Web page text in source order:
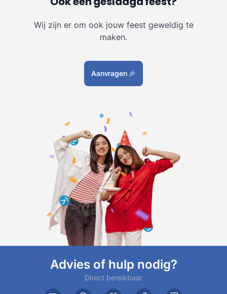
Wij zijn er om ook jouw feest geweldig te
maken.
Aanvragen 🎉
Advies of hulp nodig?
Direct bereikbaar